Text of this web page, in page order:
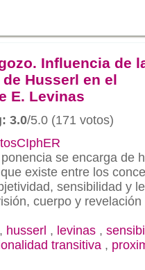
Influencia de
Husserl en el
E. Levinas
3.0/5.0 (171 votos)
se encarga de
existe entre los
sensibilidad y
cuerpo y
, husserl , levinas ,
transitiva ,